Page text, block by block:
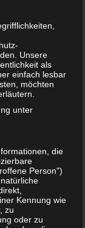
was ist gut
ganz wohl in
Unsere
als
einfach lesbar
möchten
unter
die
Person")
Kennung wie
zu
oder zu